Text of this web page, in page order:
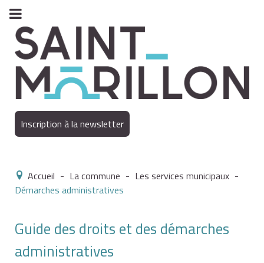
Inscription à la newsletter
Accueil - La commune - Les services municipaux -
Démarches administratives
Guide des droits et des démarches
administratives